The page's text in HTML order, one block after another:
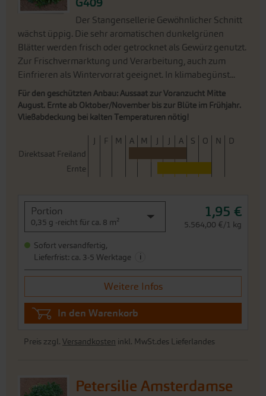
Der Stangensellerie Gewöhnlicher Schnitt
wächst üppig. Die sehr aromatischen dunkelgrünen
Blätter werden frisch oder getrocknet als Gewürz genutzt.
Zur Frischvermarktung und Verarbeitung, auch zum
Einfrieren als Wintervorrat geeignet. In klimabegünst...
Für den geschützten Anbau: Aussaat zur Voranzucht Mitte
August. Ernte ab Oktober/November bis zur Blüte im Frühjahr.
Vließabdeckung bei kalten Temperaturen nötig!
J F M A M J J A S O N
D
Direktsaat Freiland
Ernte
Portion
0,35 g -reicht für ca. 8 m²
1,95 €
5.564,00 €/1 kg
Sofort versandfertig,
Lieferfrist: ca. 3-5 Werktage
i
Weitere Infos
In den Warenkorb
Preis zzgl. Versandkosten inkl. MwSt.des Lieferlandes
Petersilie Amsterdamse